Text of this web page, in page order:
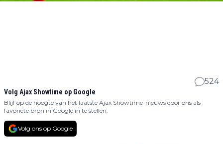
524
Volg Ajax Showtime op Google
Blijf op de hoogte van het laatste Ajax Showtime-nieuws door ons als
favoriete bron in Google in te stellen.
Volg ons op Google